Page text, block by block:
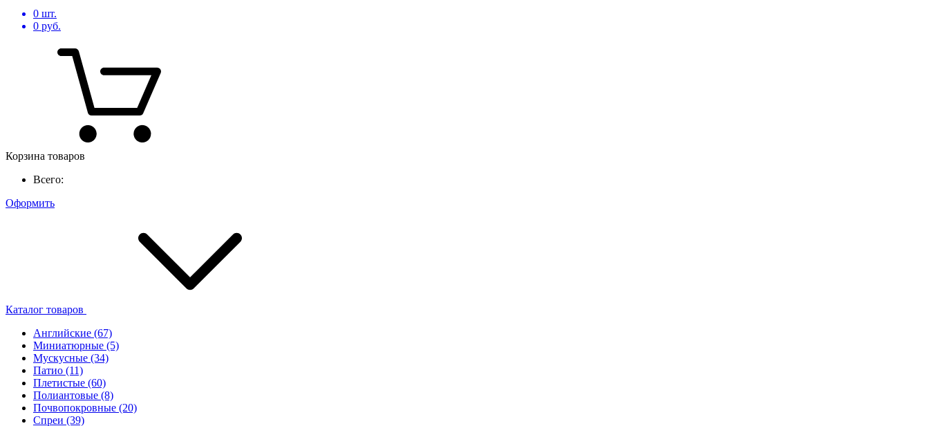
0 шт.
0 руб.
Корзина товаров
Всего:
Оформить
Каталог товаров
Английские (67)
Миниатюрные (5)
Мускусные (34)
Патио (11)
Плетистые (60)
Полиантовые (8)
Почвопокровные (20)
Спреи (39)